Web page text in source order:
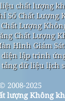
chất lượng
Số Chất Lượng
Lượng
Chất Lượng
Hình Giám
diện lập trình
tảng dữ liệu lịch
© 2008-2025
lượng Không